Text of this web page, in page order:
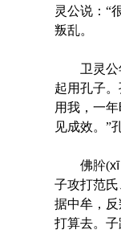
灵公说：“
叛乱。
卫灵公年
起用孔子
用我，一
见成效。”
佛肸(xī
子攻打范
据中牟，
打算去。子